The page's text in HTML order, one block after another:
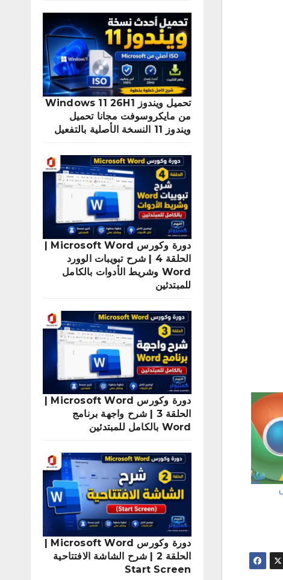
تحميل ويندوز Windows 11 26H1
من مايكروسوفت مجانا تحميل
ويندوز 11 النسخة الأصلية بالتفعيل
دورة وكورس Microsoft Word |
الحلقة 4 | شرح تبويبات الوورد
Word وشريط الأدوات بالكامل
للمبتدئين
الحلقة 3 | شرح واجهة برنامج
Word بالكامل للمبتدئين
دورة وكورس Microsoft Word |
الحلقة 2 | شرح الشاشة الافتتاحية
Start Screen